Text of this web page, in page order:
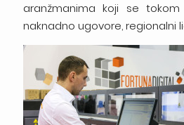
aranžmanima koji se
naknadno ugovore, regionalni